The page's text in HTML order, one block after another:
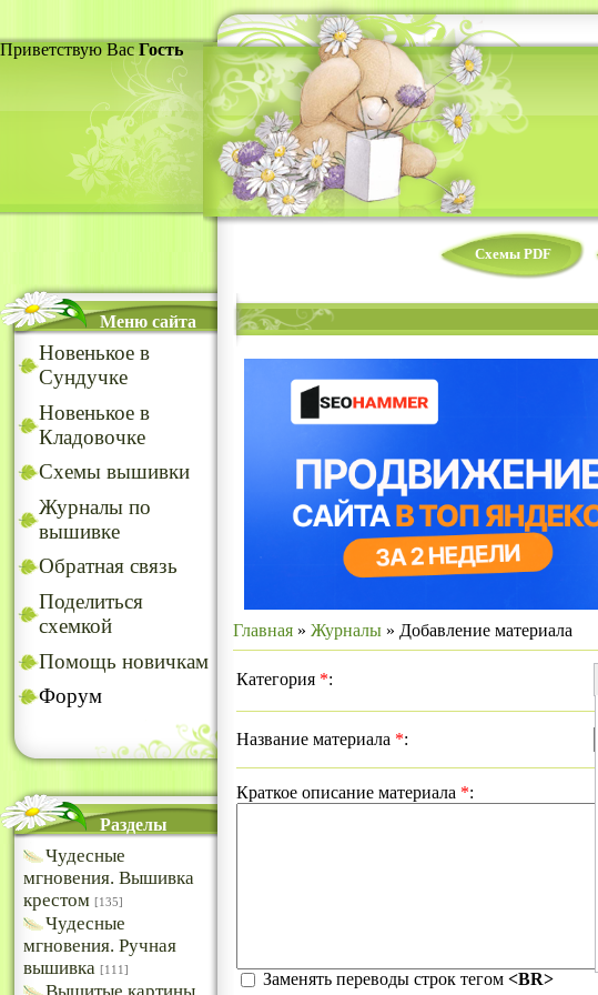
Приветствую Вас Гость
Схемы PDF
Меню сайта
Новенькое в
Сундучке
Новенькое в
Кладовочке
Схемы вышивки
Журналы по
вышивке
Обратная связь
Поделиться
схемкой
Помощь новичкам
Форум
Разделы
Чудесные
мгновения. Вышивка
крестом [135]
Чудесные
мгновения. Ручная
вышивка [111]
Главная » Журналы » Добавление материала
Категория *:
Название материала *:
Краткое описание материала *:
Заменять переводы строк тегом <BR>